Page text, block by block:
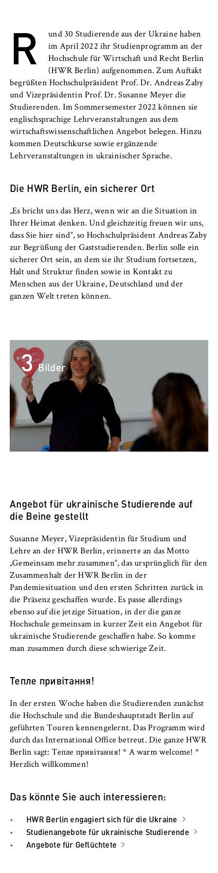
B
e
r
i
n
S
c
h
o
o
o
f
E
c
o
n
o
m
i
c
d
L
a
Veranstaltungen
Personen und Kontakte
Formulare
FB 2 Duales Studium
FB 3 Allgemeine Verwaltung
FB 4 Rechtspflege
Sicherheitsmanagement
Berlin Professional School
Internationales
Organisation der Hochschule
Serviceeinrichtungen
R
und 30 Studierende aus der Ukraine haben
im April 2022 ihr Studienprogramm an der
Hochschule für Wirtschaft und Recht Berlin
(HWR Berlin) aufgenommen. Zum Auftakt
begrüßten Hochschulpräsident Prof. Dr. Andreas Zaby
und Vizepräsidentin Prof. Dr. Susanne Meyer die
Studierenden. Im Sommersemester 2022 können sie
englischsprachige Lehrveranstaltungen aus dem
wirtschaftswissenschaftlichen Angebot belegen. Hinzu
kommen Deutschkurse sowie ergänzende
Lehrveranstaltungen in ukrainischer Sprache.
Die HWR Berlin, ein sicherer Ort
„Es bricht uns das Herz, wenn wir an die Situation in
Ihrer Heimat denken. Und gleichzeitig freuen wir uns,
dass Sie hier sind“, so Hochschulpräsident Andreas Zaby
zur Begrüßung der Gaststudierenden. Berlin solle ein
sicherer Ort sein, an dem sie ihr Studium fortsetzen,
Halt und Struktur finden sowie in Kontakt zu
Menschen aus der Ukraine, Deutschland und der
ganzen Welt treten können.
3Bilder
Angebot für ukrainische Studierende auf
die Beine gestellt
Susanne Meyer, Vizepräsidentin für Studium und
Lehre an der HWR Berlin, erinnerte an das Motto
„Gemeinsam mehr zusammen“, das ursprünglich für den
Zusammenhalt der HWR Berlin in der
Pandemiesituation und den ersten Schritten zurück in
die Präsenz geschaffen wurde. Es passe allerdings
ebenso auf die jetzige Situation, in der die ganze
Hochschule gemeinsam in kurzer Zeit ein Angebot für
ukrainische Studierende geschaffen habe. So komme
man zusammen durch diese schwierige Zeit.
Тепле привітання!
In der ersten Woche haben die Studierenden zunächst
die Hochschule und die Bundeshauptstadt Berlin auf
geführten Touren kennengelernt. Das Programm wird
durch das International Office betreut. Die ganze HWR
Berlin sagt: Тепле привітання! * A warm welcome! *
Herzlich willkommen!
Das könnte Sie auch interessieren:
HWR Berlin engagiert sich für die Ukraine
Studienangebote für ukrainische Studierende
Angebote für Geflüchtete
Zweck:
Speichert den Zustimmungsstatus des
Benutzers für Cookies auf der aktuellen
Domäne. Dadurch wird verhindert, dass das
Cookie-Banner bei jedem erneuten Aufruf
der Website wiederholt angezeigt wird.
Cookie Laufzeit:
1 Jahr
TYPO3 Frontend Nutzer
Name:
Anbieter:
Betreiber dieser Website
Zweck:
Dient der Identifizierung der
Browsersitzung für eingeloggte Frontend-
Benutzer (z. B. im geschützten
Mitgliederbereich). Er speichert die
Session-ID und sorgt dafür, dass der Nutzer
Für die Dauer der Browsersitzung
MARKETING
Youtube
Name:
VISITOR_INFO1_LIVE, YSC, yt-remote-
connected-devices
Zweck:
Erlaubt das Anzeigen und Abspielen von
eingebetteten YouTube-Videos, wobei Daten
an Google übertragen und Cookies gesetzt
werden.
Cookie Laufzeit:
bis zu 2 Jahre
STATISTIK
Matomo
Matomo
Zweck:
Ermöglicht die anonyme Analyse Ihres
Nutzerverhaltens auf unserer Website, um
unser Angebot fortlaufend zu verbessern.
Hierzu werden Cookies gesetzt, die uns
bis zu 13 Monate